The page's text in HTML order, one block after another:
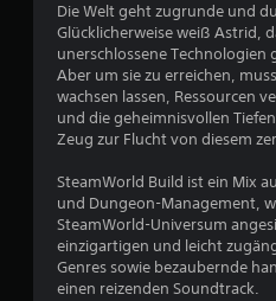
Die Welt geht zugrunde und
Glücklicherweise weiß Astrid,
unerschlossene
Aber um sie zu erreichen,
wachsen lassen, Ressourcen
und die geheimnisvollen
Zeug zur Flucht von diesem
SteamWorld Build ist ein Mix
und Dungeon-Management,
SteamWorld-Universum
einzigartigen und leicht
Genres sowie bezaubernde
einen reizenden Soundtrack.